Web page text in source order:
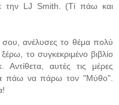
την LJ Smith. (Τί πάω και
σου, ανέλυσες το θέμα πολύ
το συγκεκριμένο βιβλίο
αυτές τις μέρες
πάω να πάρω τον "Μύθο".